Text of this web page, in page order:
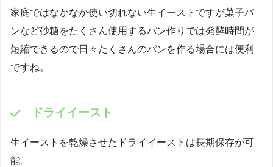
家庭ではなかなか使い切れない生イーストですが菓子パ
ンなど砂糖をたくさん使用するパン作りでは発酵時間が
短縮できるので日々たくさんのパンを作る場合には便利
ですね。
ドライイースト
生イーストを乾燥させたドライイーストは長期保存が可
能。